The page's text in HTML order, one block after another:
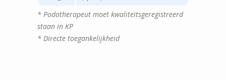
* Podotherapeut moet kwaliteitsgeregistreerd
staan in KP
* Directe toegankelijkheid